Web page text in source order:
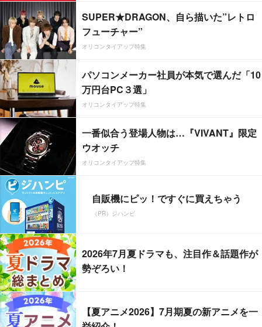
SUPER★DRAGON、自ら描いた”レトロ
フューチャー”
オリコンタイアップ特集
パソコンメーカー社員が本気で選んだ「10
万円台PC３選」
オリコンタイアップ特集
一番似合う登場人物は…『VIVANT』限定
ウオッチ
オリコンタイアップ特集
自販機にピッ！ですぐに買えちゃう
（PR）ジハンピ
2026年7月夏ドラマも、注目作＆話題作が
勢ぞろい！
【夏アニメ2026】7月期夏の新アニメを一